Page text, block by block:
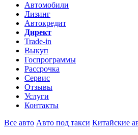
Автомобили
Лизинг
Автокредит
Директ
Trade-in
Выкуп
Госпрограммы
Рассрочка
Сервис
Отзывы
Услуги
Контакты
Все авто Авто под такси Китайские